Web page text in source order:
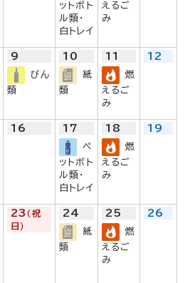
ットボト
ル類・
白トレイ
えるご
み
9
びん
類
10
紙
類
11
燃
えるご
み
12
16 17
ペ
ットボト
ル類・
白トレイ
18
燃
えるご
み
19
23 （祝
日）
24
紙
類
25
燃
えるご
み
26